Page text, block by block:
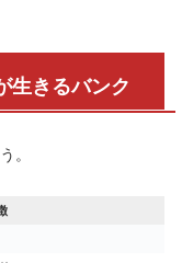
きるバンク
。